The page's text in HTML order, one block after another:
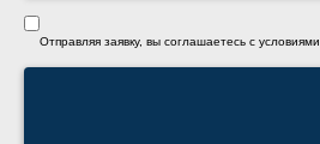
Отправляя заявку, вы соглашаетесь с условиями